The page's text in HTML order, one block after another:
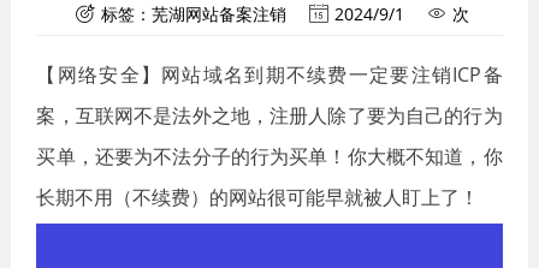
 标签： 芜湖网站备案注销  2024/9/1  次
【网络安全】网站域名到期不续费一定要注销ICP备
案，互联网不是法外之地，注册人除了要为自己的行为
买单，还要为不法分子的行为买单！你大概不知道，你
长期不用（不续费）的网站很可能早就被人盯上了！